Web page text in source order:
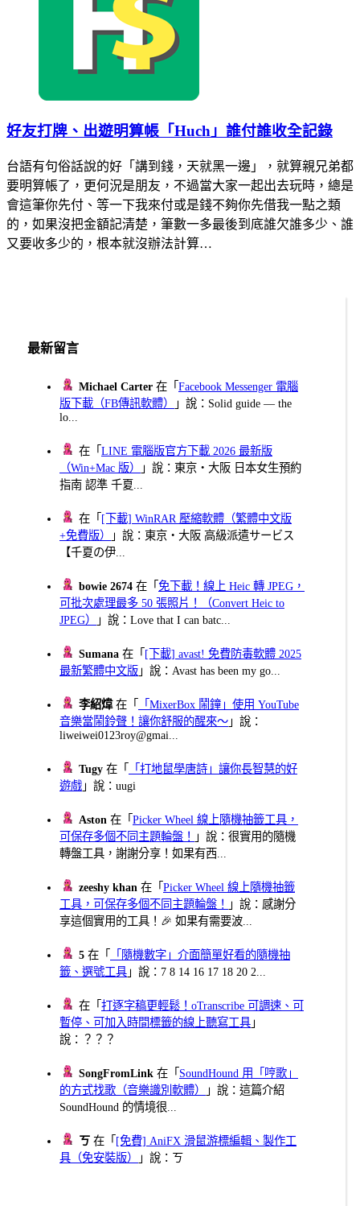
好友打牌、出遊明算帳「Huch」誰付誰收全記錄
台語有句俗話說的好「講到錢，天就黑一邊」，就算親兄弟都
要明算帳了，更何況是朋友，不過當大家一起出去玩時，總是
會這筆你先付、等一下我來付或是錢不夠你先借我一點之類
的，如果沒把金額記清楚，筆數一多最後到底誰欠誰多少、誰
又要收多少的，根本就沒辦法計算…
最新留言
Michael Carter 在「Facebook Messenger 電腦
版下載（FB傳訊軟體）
」說：Solid guide — the
lo...
在「LINE 電腦版官方下載 2026 最新版
（Win+Mac 版）
」說：東京・大阪 日本女生預約
指南 認準 千夏...
在「 [下載] WinRAR 壓縮軟體（繁體中文版
+免費版）
」說：東京・大阪 高級派遣サービス
【千夏の伊...
bowie 2674 在「免下載！線上 Heic 轉 JPEG，
可批次處理最多 50 張照片！（Convert Heic to
JPEG）
」說：Love that I can batc...
Sumana 在「 [下載] avast! 免費防毒軟體 2025
最新繁體中文版 」說：Avast has been my go...
李紹煒在「
「MixerBox 鬧鐘」使用 YouTube
音樂當鬧鈴聲！讓你舒服的醒來～ 」說：
liweiwei0123roy@gmai...
Tugy 在「
「打地鼠學唐詩」讓你長智慧的好
遊戲 」說：uugi
Aston 在「Picker Wheel 線上隨機抽籤工具，
可保存多個不同主題輪盤！
」說：很實用的隨機
轉盤工具，謝謝分享！如果有西...
zeeshy khan 在「Picker Wheel 線上隨機抽籤
工具，可保存多個不同主題輪盤！
」說：感謝分
享這個實用的工具！🎉 如果有需要波...
5 在「
「隨機數字」介面簡單好看的隨機抽
籤、選號工具 」說：7 8 14 16 17 18 20 2...
在「打逐字稿更輕鬆！oTranscribe 可調速、可
暫停、可加入時間標籤的線上聽寫工具 」
說：？？？
SongFromLink 在「 SoundHound 用「哼歌」
的方式找歌（音樂識別軟體）
」說：這篇介紹
SoundHound 的情境很...
ㄎ 在「 [免費] AniFX 滑鼠游標編輯、製作工
具（免安裝版）
」說：ㄎ